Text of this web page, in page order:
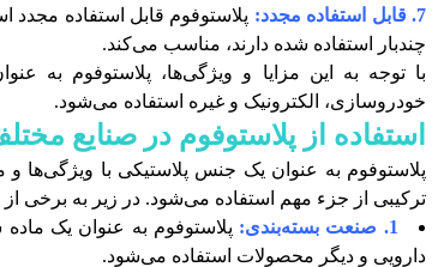
7. قابل استفاده مجدد:
پلاستوفوم قابل استفاده مجدد
چندبار استفاده شده دارند، مناسب می‌کند.
با توجه به این مزایا و ویژگی‌ها، پلاستوفوم به
خودروسازی، الکترونیک و غیره استفاده می‌شود.
استفاده از پلاستوفوم در صنایع
پلاستوفوم به عنوان یک جنس پلاستیکی با ویژگی‌ها
ترکیبی از جزء مهم استفاده می‌شود. در زیر به برخی
1. صنعت بسته‌بندی:
پلاستوفوم به عنوان یک
دارویی و دیگر محصولات استفاده می‌شود.